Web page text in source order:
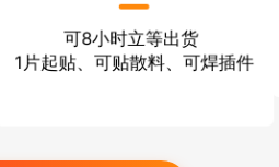
可8小时立等出货
1片起贴、可贴散料、可焊插件